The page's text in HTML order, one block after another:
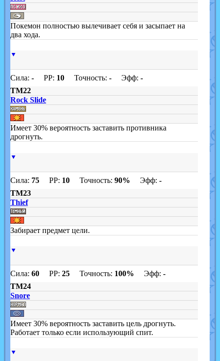
Покемон полностью вылечивает себя и засыпает на
два хода.
▼
Сила: -PP: 10Точность: -Эфф: -
TM22
Rock Slide
Имеет 30% вероятность заставить противника
дрогнуть.
▼
Сила: 75PP: 10Точность: 90% Эфф: -
TM23
Thief
Забирает предмет цели.
▼
Сила: 60PP: 25Точность: 100% Эфф: -
TM24
Snore
Имеет 30% вероятность заставить цель дрогнуть.
Работает только если использующий спит.
▼